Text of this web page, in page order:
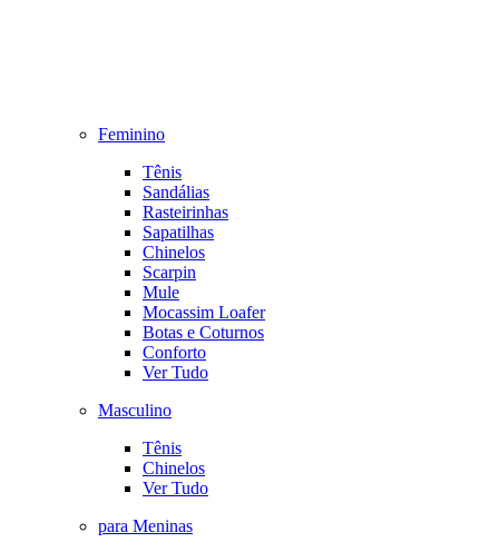
Feminino
Tênis
Sandálias
Rasteirinhas
Sapatilhas
Chinelos
Scarpin
Mule
Mocassim Loafer
Botas e Coturnos
Conforto
Ver Tudo
Masculino
Tênis
Chinelos
Ver Tudo
para Meninas